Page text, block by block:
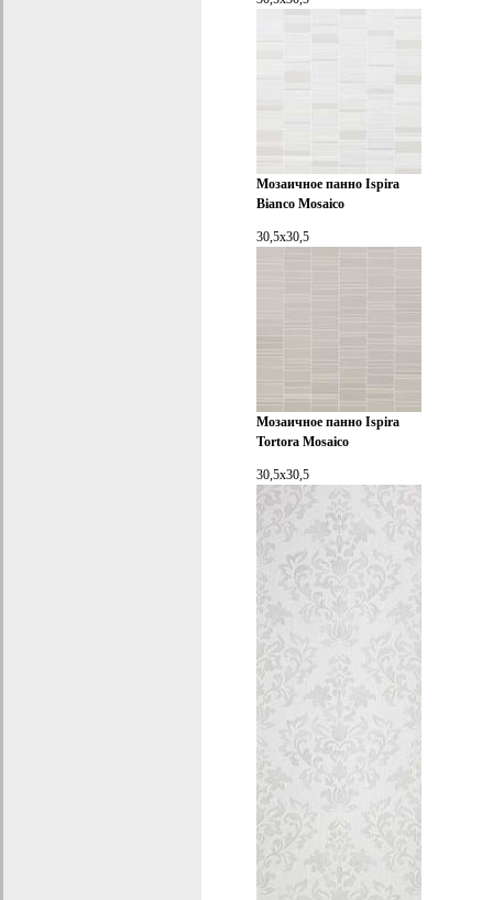
Мозаичное панно Ispira
Bianco Mosaico
30,5x30,5
Мозаичное панно Ispira
Tortora Mosaico
30,5x30,5